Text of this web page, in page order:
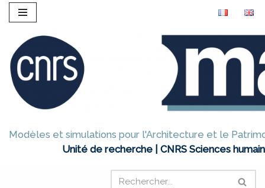
au
contenu
Modèles et simulations pour l'Architecture et le
Unité de recherche | CNRS Sciences